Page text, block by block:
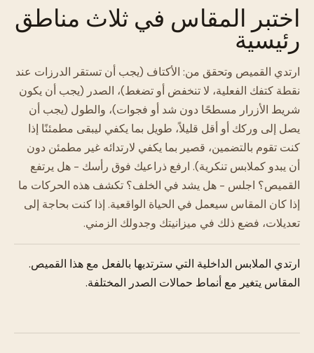
اختبر المقاس في ثلاث مناطق
رئيسية
ارتدي القميص وتحقق من: الأكتاف (يجب أن تستقر الدرزات عند
نقطة كتفك الفعلية، لا تنخفض أو تضغط)، الصدر (يجب أن يكون
شريط الأزرار مسطحًا دون شد أو فجوات)، والطول (يجب أن
يصل إلى وركك أو أقل قليلاً، طويل بما يكفي ليبقى مطمئنًا إذا
كنت تقوم بالتضمين، قصير بما يكفي لارتدائه غير مطمئن دون
أن يبدو كملابس تنكرية). ارفع ذراعيك فوق رأسك - هل يرتفع
القميص؟ اجلس - هل يشد في الخلف؟ تكشف هذه الحركات ما
إذا كان المقاس سيعمل في الحياة الواقعية. إذا كنت بحاجة إلى
تعديلات، فضع ذلك في ميزانيتك وجدولك الزمني.
ارتدي الملابس الداخلية التي سترتديها بالفعل مع هذا القميص.
المقاس يتغير مع أنماط حمالات الصدر المختلفة.